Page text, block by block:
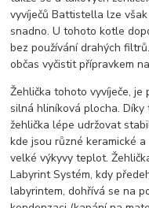
vyvíječů Battistella lze
snadno. U tohoto kotle
bez používání drahých
občas vyčistit přípravkem
Žehlička tohoto vyvíječe,
silná hliníková plocha.
žehlička lépe udržovat
kde jsou různé keramické
velké výkyvy teplot.
Labyrint Systém, kdy
labyrintem, dohřívá se na